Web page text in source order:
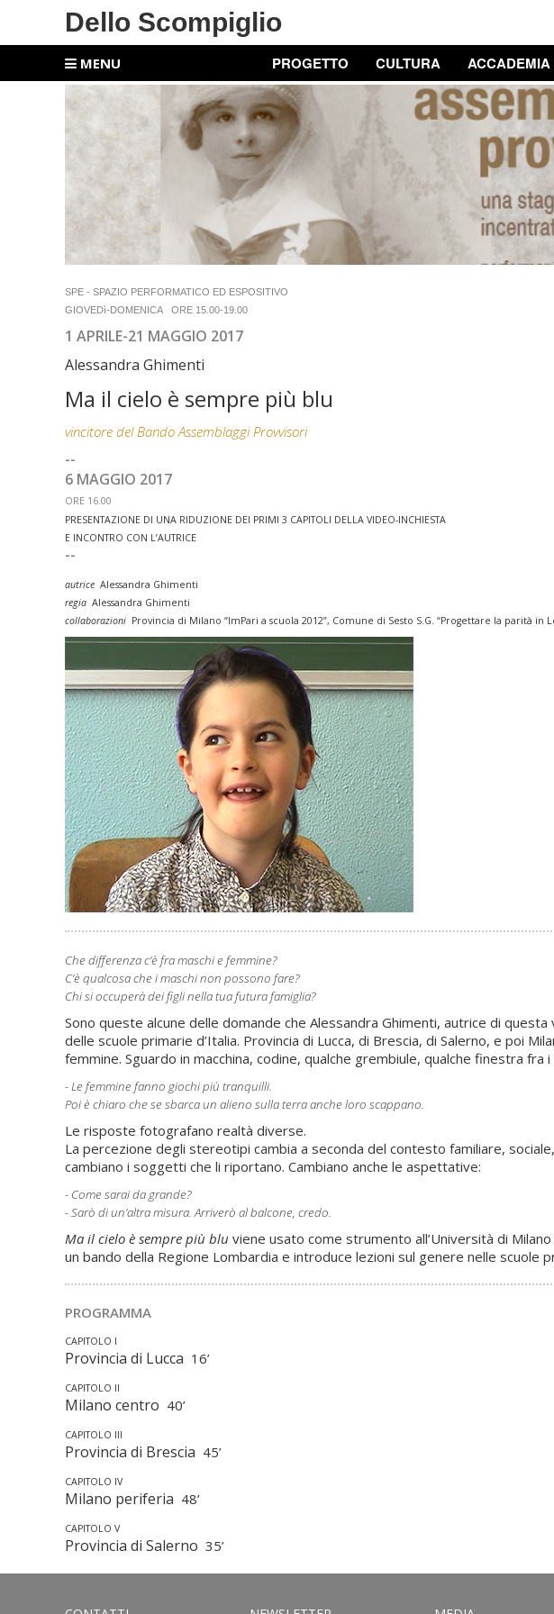
Dello Scompiglio
MENU PROGETTO CULTURA ACCADEMIA
SPE - SPAZIO PERFORMATICO ED ESPOSITIVO
GIOVEDì-DOMENICA ORE 15.00-19.00
1 APRILE-21 MAGGIO 2017
Alessandra Ghimenti
Ma il cielo è sempre più blu
vincitore del Bando Assemblaggi Provvisori
--
6 MAGGIO 2017
ORE 16.00
PRESENTAZIONE DI UNA RIDUZIONE DEI PRIMI 3 CAPITOLI DELLA VIDEO-INCHIESTA
E INCONTRO CON L’AUTRICE
--
autrice Alessandra Ghimenti
regia Alessandra Ghimenti
collaborazioni Provincia di Milano “ImPari a scuola 2012”, Comune di Sesto S.G. “Progettare la parità in
Che differenza c’è fra maschi e femmine?
C’è qualcosa che i maschi non possono fare?
Chi si occuperà dei figli nella tua futura famiglia?
Sono queste alcune delle domande che Alessandra Ghimenti, autrice di
delle scuole primarie d’Italia. Provincia di Lucca, di Brescia, di Salerno, e poi
femmine. Sguardo in macchina, codine, qualche grembiule, qualche finestra fra
- Le femmine fanno giochi più tranquilli.
Poi è chiaro che se sbarca un alieno sulla terra anche loro scappano.
Le risposte fotografano realtà diverse.
La percezione degli stereotipi cambia a seconda del contesto familiare,
cambiano i soggetti che li riportano. Cambiano anche le aspettative:
- Come sarai da grande?
- Sarò di un’altra misura. Arriverò al balcone, credo.
Ma il cielo è sempre più blu viene usato come strumento all’Università di
un bando della Regione Lombardia e introduce lezioni sul genere nelle scuole
PROGRAMMA
CAPITOLO I
Provincia di Lucca 16’
CAPITOLO II
Milano centro 40’
CAPITOLO III
Provincia di Brescia 45’
CAPITOLO IV
Milano periferia 48’
CAPITOLO V
Provincia di Salerno 35’